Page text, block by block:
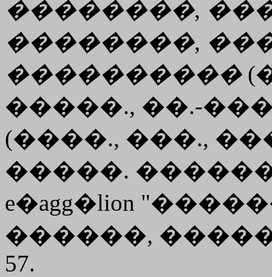
��������,
��������,
����������
�����., ��.-
(����., ���.,
�����.
e�agg�lion
������, �����
57.